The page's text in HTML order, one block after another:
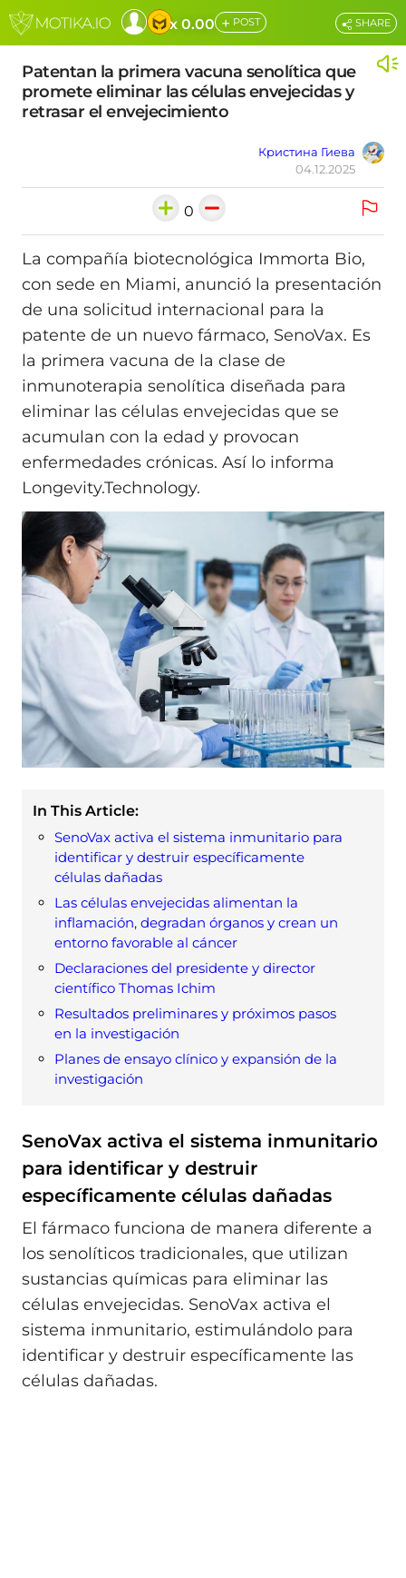
x 0.00 + POST
Patentan la primera vacuna senolítica que
promete eliminar las células envejecidas y
retrasar el envejecimiento
Кристина Гиева
04.12.2025
SHARE
0
La compañía biotecnológica Immorta Bio,
con sede en Miami, anunció la presentación
de una solicitud internacional para la
patente de un nuevo fármaco, SenoVax. Es
la primera vacuna de la clase de
inmunoterapia senolítica diseñada para
eliminar las células envejecidas que se
acumulan con la edad y provocan
enfermedades crónicas. Así lo informa
Longevity.Technology.
In This Article:
SenoVax activa el sistema inmunitario para
identificar y destruir específicamente
células dañadas
Las células envejecidas alimentan la
inflamación, degradan órganos y crean un
entorno favorable al cáncer
Declaraciones del presidente y director
científico Thomas Ichim
Resultados preliminares y próximos pasos
en la investigación
Planes de ensayo clínico y expansión de la
investigación
SenoVax activa el sistema inmunitario
para identificar y destruir
específicamente células dañadas
El fármaco funciona de manera diferente a
los senolíticos tradicionales, que utilizan
sustancias químicas para eliminar las
células envejecidas. SenoVax activa el
sistema inmunitario, estimulándolo para
identificar y destruir específicamente las
células dañadas.